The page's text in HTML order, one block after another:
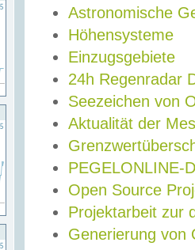
Astronomische
Höhensysteme
Einzugsgebiete
24h Regenradar
Seezeichen von
Aktualität der
PEGELONLINE-
Open Source
Projektarbeit zur
Generierung von